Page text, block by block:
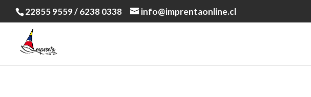
22855 9559 / 6238 0338 info@imprentaonline.cl